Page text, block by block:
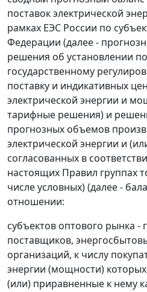
поставок электрической
рамках ЕЭС России по
Федерации (далее -
решения об установлении
государственному
поставку и индикативных
электрической энергии и
тарифные решения) и
прогнозных объемов
электрической энергии и
согласованных в
настоящих Правил группах
числе условных) (далее -
отношении:
субъектов оптового рынка
поставщиков,
организаций, к числу
энергии (мощности)
(или) приравненные к нему